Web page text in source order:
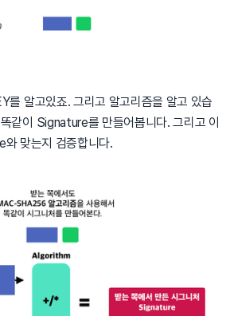
를 알고있죠. 그리고 알고리즘을 알고 있습
같이 Signature를 만들어봅니다. 그리고 이
맞는지 검증합니다.